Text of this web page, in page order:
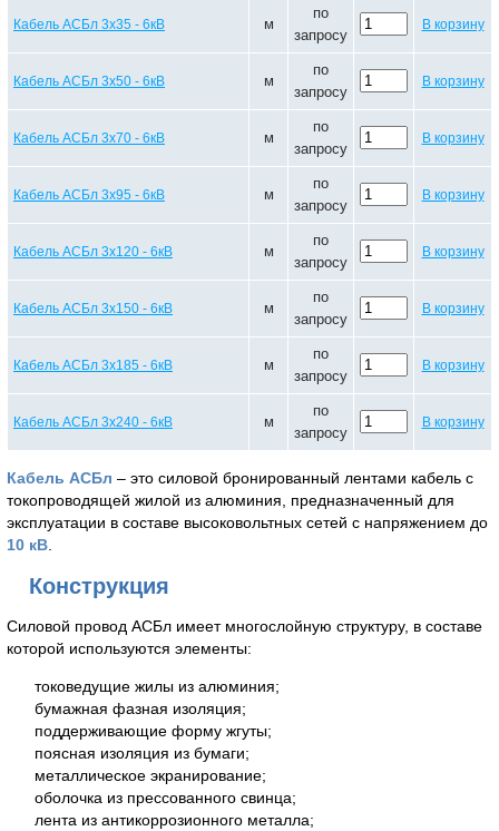
Кабель АСБл 3х35 - 6кВ м
по
запросу
В корзину
Кабель АСБл 3х50 - 6кВ м
по
запросу
В корзину
Кабель АСБл 3х70 - 6кВ м
по
запросу
В корзину
Кабель АСБл 3х95 - 6кВ м
по
запросу
В корзину
Кабель АСБл 3х120 - 6кВ м
по
запросу
В корзину
Кабель АСБл 3х150 - 6кВ м
по
запросу
В корзину
Кабель АСБл 3х185 - 6кВ м
по
запросу
В корзину
Кабель АСБл 3х240 - 6кВ м
по
запросу
В корзину
Кабель АСБл – это силовой бронированный лентами кабель с
токопроводящей жилой из алюминия, предназначенный для
эксплуатации в составе высоковольтных сетей с напряжением до
10 кВ
Конструкция
Силовой провод АСБл имеет многослойную структуру, в составе
которой используются элементы:
токоведущие жилы из алюминия;
бумажная фазная изоляция;
поддерживающие форму жгуты;
поясная изоляция из бумаги;
металлическое экранирование;
оболочка из прессованного свинца;
лента из антикоррозионного металла;